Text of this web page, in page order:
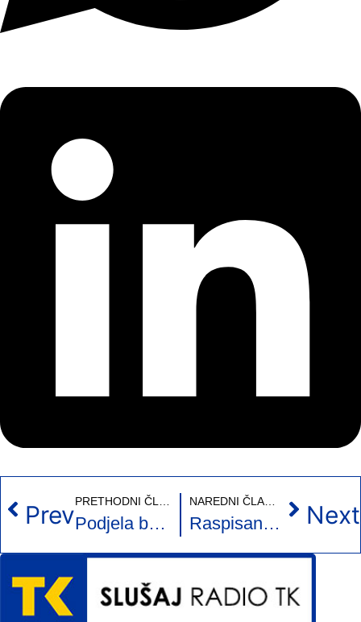
Prev PRETHODNI ČLANAK
Podjela besplatnih udžbenika prvačićima OŠ “Pazar” Tuzla
NAREDNI ČLANAK
Raspisan javni poziv za kreditnu liniju za privrednike TK: U opticaju 25 miliona KM sa najpovoljnijom kamatnom stopom u državi Next